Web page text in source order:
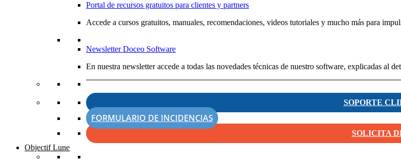
Portal de recursos gratuitos para clientes y partners
Accede a cursos gratuitos, manuales, recomendaciones, videos tutoriales y mucho más para
Newsletter Doceo Software
En nuestra newsletter accede a todas las novedades técnicas de nuestro software, explicadas al
SOPORTE
FORMULARIO DE INCIDENCIAS
SOLICITA
Objectif Lune